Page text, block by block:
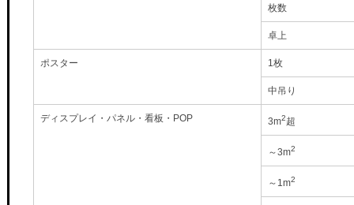
枚数
卓上
ポスター 1枚
中吊り
ディスプレイ・パネル・看板・POP 3m2超
～3m2
～1m2